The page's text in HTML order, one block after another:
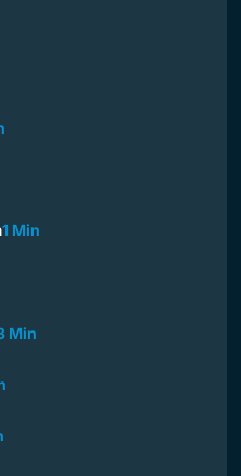
1 Min
Min